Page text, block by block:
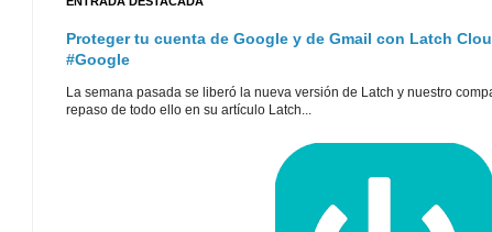
Proteger tu cuenta de Google y de Gmail con Latch
#Google
La semana pasada se liberó la nueva versión de Latch y nuestro
repaso de todo ello en su artículo Latch...